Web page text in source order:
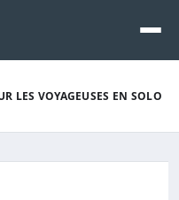
LES VOYAGEUSES EN SOLO